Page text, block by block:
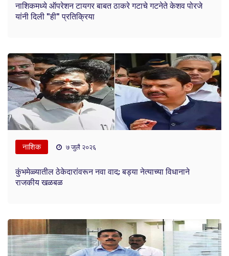
नाशिकमध्ये ऑपरेशन टायगर बाबत ठाकरे गटाचे गटनेते केशव पोरजे
यांनी दिली "ही" प्रतिक्रिया
नाशिक ७ जुलै २०२६
कुंभमेळ्यातील ठेकेदारांवरून नवा वाद; बड्या नेत्याच्या विधानाने
राजकीय खळबळ